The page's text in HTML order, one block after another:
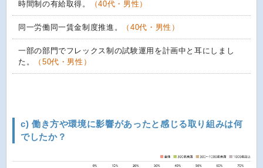
時間制の有給取得。 （40代・男性）
同一労働同一賃金制度推進。 （40代・男性）
一部の部門でフレックス制の試験運用を計画中と耳にしまし
た。
（50代・男性）
c) 働き方や環境に影響があったと感じる取り組みは何
でしたか？